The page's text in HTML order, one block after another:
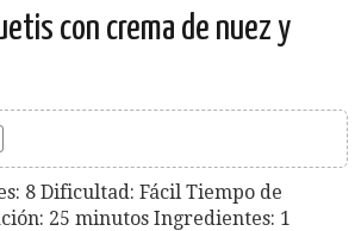
con crema de nuez y
8 Dificultad: Fácil Tiempo de
25 minutos Ingredientes: 1